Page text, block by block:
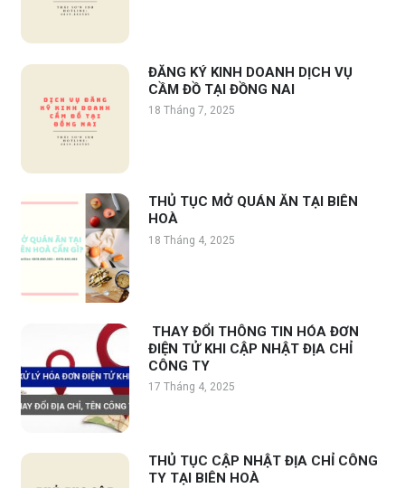
ĐĂNG KÝ KINH DOANH DỊCH VỤ
CẦM ĐỒ TẠI ĐỒNG NAI
18 Tháng 7, 2025
THỦ TỤC MỞ QUÁN ĂN TẠI BIÊN
HOÀ
18 Tháng 4, 2025
THAY ĐỔI THÔNG TIN HÓA ĐƠN
ĐIỆN TỬ KHI CẬP NHẬT ĐỊA CHỈ
CÔNG TY
17 Tháng 4, 2025
THỦ TỤC CẬP NHẬT ĐỊA CHỈ CÔNG
TY TẠI BIÊN HOÀ